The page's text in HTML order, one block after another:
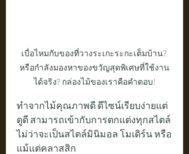
เบื่อไหมกับของที่วางระเกะระกะเต็มบ้าน?
หรือกำลังมองหาของขวัญสุดพิเศษที่ใช้งาน
ได้จริง? กล่องไม้ของเราคือคำตอบ!
ทำจากไม้คุณภาพดี ดีไซน์เรียบง่ายแต่
ดูดี สามารถเข้ากับการตกแต่งทุกสไตล์
ไม่ว่าจะเป็นสไตล์มินิมอล โมเดิร์น หรือ
แม้แต่คลาสสิก